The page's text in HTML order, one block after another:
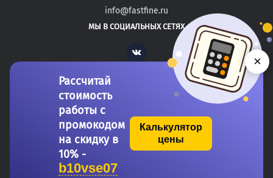
ЖЕЛЕЗНОВОДСК
ПРАСКОВЕЯ
info@fastfine.ru
МЫ В СОЦИАЛЬНЫХ СЕТЯХ
Vk
Copyright 2011-2026 FastFine.ru
Рассчитай
стоимость
работы с
промокодом
на скидку в
10% -
b10vse07
Калькулятор
цены
×